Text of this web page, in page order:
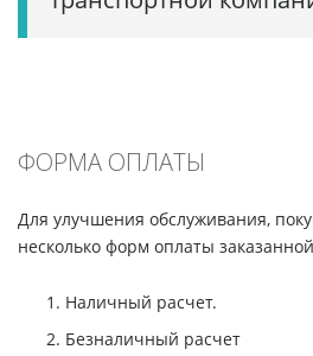
ФОРМА ОПЛАТЫ
Для улучшения обслуживания,
несколько форм оплаты
Наличный расчет.
Безналичный расчет